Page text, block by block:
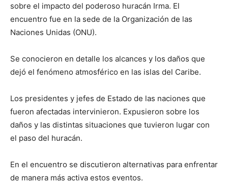
sobre el impacto del poderoso huracán Irma. El
encuentro fue en la sede de la Organización de las
Naciones Unidas (ONU).
Se conocieron en detalle los alcances y los daños que
dejó el fenómeno atmosférico en las islas del Caribe.
Los presidentes y jefes de Estado de las naciones que
fueron afectadas intervinieron. Expusieron sobre los
daños y las distintas situaciones que tuvieron lugar con
el paso del huracán.
En el encuentro se discutieron alternativas para enfrentar
de manera más activa estos eventos.